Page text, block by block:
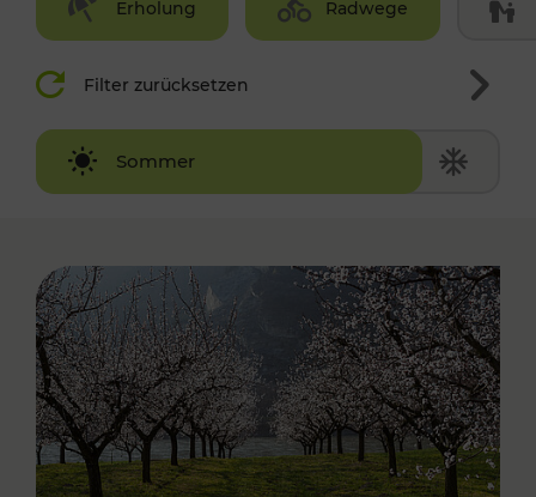
Erholung Radwege
Filter zurücksetzen
Sommer
Winter